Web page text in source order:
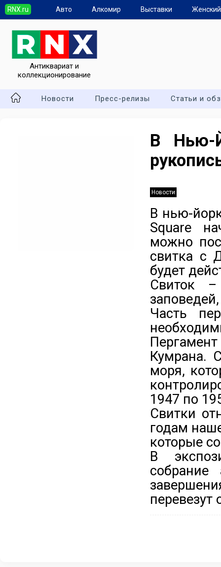
RNX.ru Авто Алкомир Выставки
Антиквариат и
коллекционирование
Новости Пресс-релизы Статьи и
В Нью-
Новости
В нью-
Square
можно
свитка с
будет
Свиток
Часть
Кумрана.
моря,
1947 по
Свитки
годам
которые
В
собрание
перевезут